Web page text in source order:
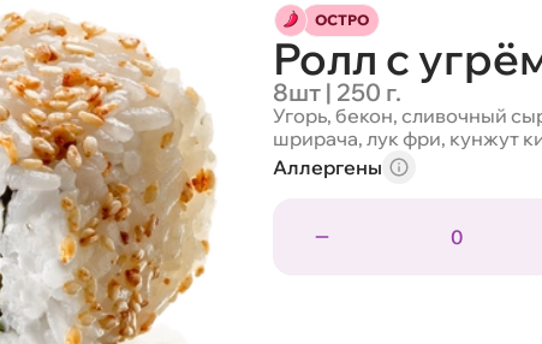
ОСТРО
Ролл с
8шт | 250 г.
Угорь, бекон, сливочный
шрирача, лук фри, кунжут
Аллергены
0